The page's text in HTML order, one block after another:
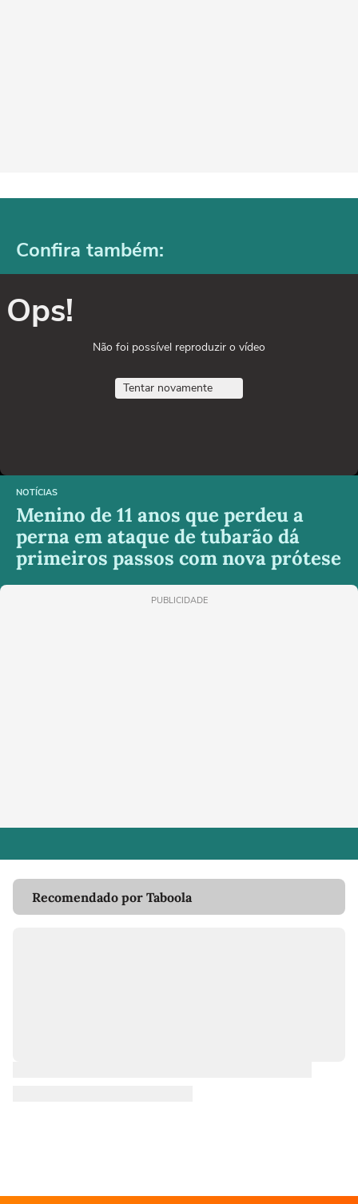
Confira também:
Ops!
Não foi possível reproduzir o vídeo
Tentar novamente
NOTÍCIAS
Menino de 11 anos que perdeu a
perna em ataque de tubarão dá
primeiros passos com nova prótese
PUBLICIDADE
Recomendado por Taboola